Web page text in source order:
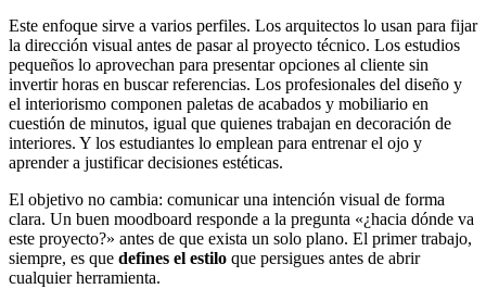
Este enfoque sirve a varios perfiles. Los arquitectos lo usan para fijar
la dirección visual antes de pasar al proyecto técnico. Los estudios
pequeños lo aprovechan para presentar opciones al cliente sin
invertir horas en buscar referencias. Los profesionales del diseño y
el interiorismo componen paletas de acabados y mobiliario en
cuestión de minutos, igual que quienes trabajan en decoración de
interiores. Y los estudiantes lo emplean para entrenar el ojo y
aprender a justificar decisiones estéticas.
El objetivo no cambia: comunicar una intención visual de forma
clara. Un buen moodboard responde a la pregunta «¿hacia dónde va
este proyecto?» antes de que exista un solo plano. El primer trabajo,
siempre, es que defines el estilo que persigues antes de abrir
cualquier herramienta.